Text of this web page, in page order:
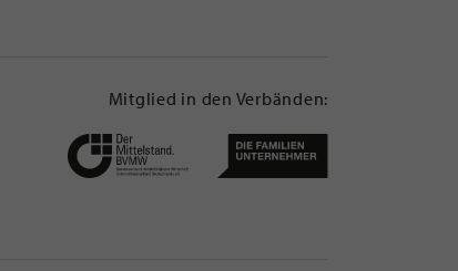
Mitglied in den Verbänden: